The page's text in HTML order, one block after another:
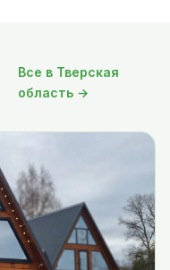
Все в Тверская
область →